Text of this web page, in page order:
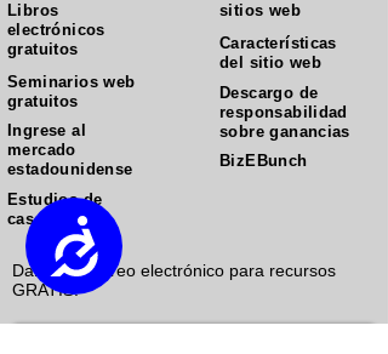
Accessibility
Libros
electrónicos
gratuitos
Seminarios web
gratuitos
Ingrese al
mercado
estadounidense
Estudios de
caso
sitios web
Características
del sitio web
Descargo de
responsabilidad
sobre ganancias
BizEBunch
Danos tu correo electrónico para recursos
GRATIS.